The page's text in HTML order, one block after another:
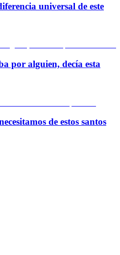
universal de este
por alguien, decía esta
de estos santos